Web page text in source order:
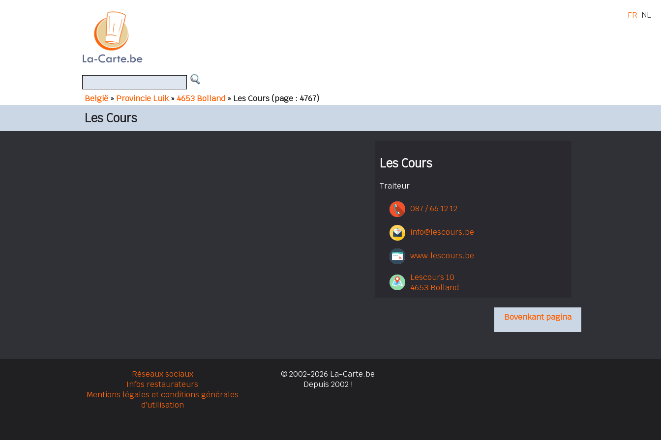
België » Provincie Luik»4653 Bolland » Les Cours(page : 4767)
FR NL
Les Cours
Les Cours
Traiteur
087 / 66 12 12
info@lescours.be
www.lescours.be
Lescours 10
4653 Bolland
Bovenkant pagina
Réseaux sociaux
Infos restaurateurs
Mentions légales et conditions générales
d'utilisation
© 2002-2026 La-Carte.be
Depuis 2002 !